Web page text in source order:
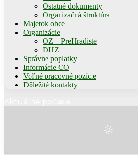
Ostatné dokumenty
Organizačná štruktúra
Majetok obce
Organizácie
OZ – PreHradiste
DHZ
Správne poplatky
Informácie CO
Voľné pracovné pozície
Dôležité kontakty